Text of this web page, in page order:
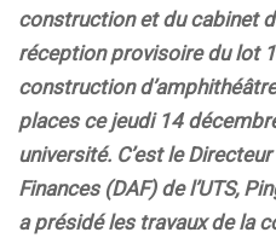
construction et du cabinet
réception provisoire du lot
construction
places ce jeudi 14
université. C’est le
Finances (DAF) de l’UTS,
a présidé les travaux de la